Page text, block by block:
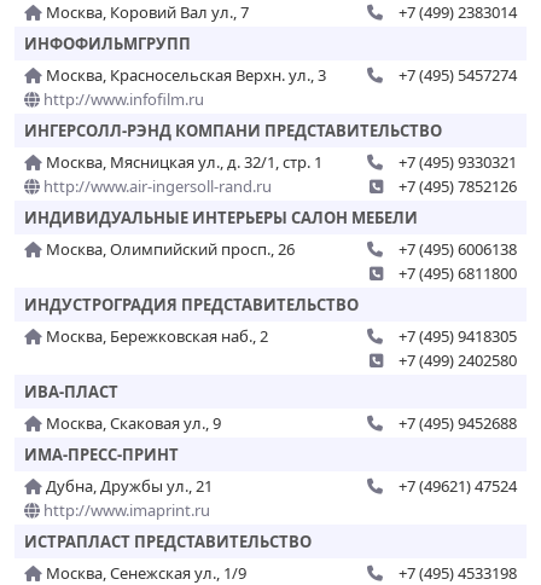
Москва, Коровий Вал ул., 7
+7 (499) 2383014
ИНФОФИЛЬМГРУПП
Москва, Красносельская Верхн. ул., 3
http://www.infofilm.ru
+7 (495) 5457274
ИНГЕРСОЛЛ-РЭНД КОМПАНИ ПРЕДСТАВИТЕЛЬСТВО
Москва, Мясницкая ул., д. 32/1, стр. 1
http://www.air-ingersoll-rand.ru
+7 (495) 9330321
+7 (495) 7852126
ИНДИВИДУАЛЬНЫЕ ИНТЕРЬЕРЫ САЛОН МЕБЕЛИ
Москва, Олимпийский просп., 26
+7 (495) 6006138
+7 (495) 6811800
ИНДУСТРОГРАДИЯ ПРЕДСТАВИТЕЛЬСТВО
Москва, Бережковская наб., 2
+7 (495) 9418305
+7 (499) 2402580
ИВА-ПЛАСТ
Москва, Скаковая ул., 9
+7 (495) 9452688
ИМА-ПРЕСС-ПРИНТ
Дубна, Дружбы ул., 21
http://www.imaprint.ru
+7 (49621) 47524
ИСТРАПЛАСТ ПРЕДСТАВИТЕЛЬСТВО
Москва, Сенежская ул., 1/9
+7 (495) 4533198